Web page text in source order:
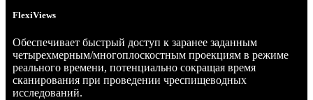
FlexiViews
Обеспечивает быстрый доступ к заранее заданным
четырехмерным/многоплоскостным проекциям в режиме
реального времени, потенциально сокращая время
сканирования при проведении чреспищеводных
исследований.